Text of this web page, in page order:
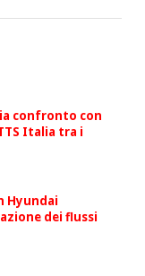
confronto con
Italia tra i
Hyundai
dei flussi